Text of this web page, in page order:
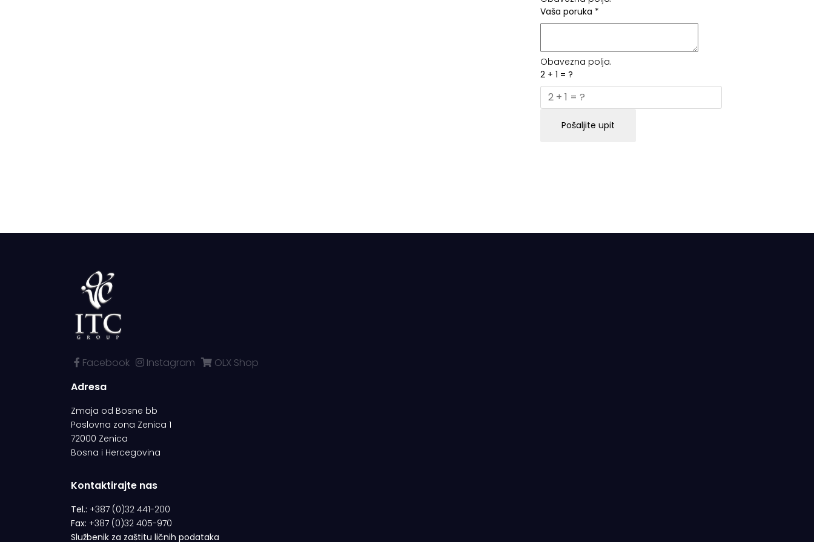
Vaša poruka *
Obavezna polja.
2 + 1 = ?
Pošaljite upit
Facebook Instagram
OLX Shop
Adresa
Zmaja od Bosne bb
Poslovna zona Zenica 1
72000 Zenica
Bosna i Hercegovina
Kontaktirajte nas
Tel.: +387 (0)32 441-200
Fax: +387 (0)32 405-970
Službenik za zaštitu ličnih podataka